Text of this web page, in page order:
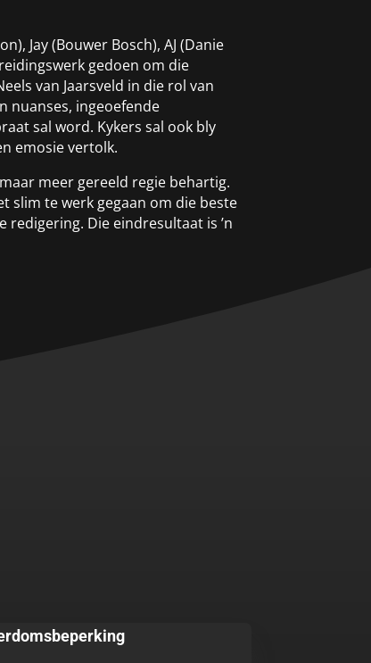
Jay (Bouwer Bosch), AJ (Danie
gedoen om die
van Jaarsveld in die rol van
nuanses, ingeoefende
sal word. Kykers sal ook bly
emosie vertolk.
meer gereeld regie behartig.
slim te werk gegaan om die beste
Die eindresultaat is ’n